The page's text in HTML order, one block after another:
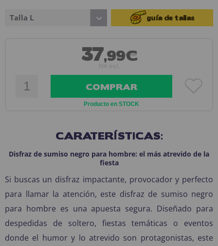
Talla L guía de tallas
37,99€
IVA Incl.
COMPRAR
Producto en STOCK
CARATERÍSTICAS:
Disfraz de sumiso negro para hombre: el más atrevido de la
fiesta
Si buscas un disfraz impactante, provocador y perfecto
para llamar la atención, este disfraz de sumiso negro
para hombre es una apuesta segura. Diseñado para
despedidas de soltero, fiestas temáticas o eventos
donde el humor y lo atrevido son protagonistas, este